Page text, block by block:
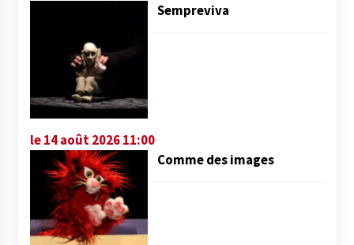
Sempreviva
le 14 août 2026 11:00
Comme des images